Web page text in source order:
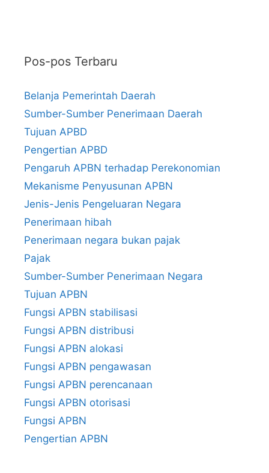
Pos-pos Terbaru
Belanja Pemerintah Daerah
Sumber-Sumber Penerimaan Daerah
Tujuan APBD
Pengertian APBD
Pengaruh APBN terhadap Perekonomian
Mekanisme Penyusunan APBN
Jenis-Jenis Pengeluaran Negara
Penerimaan hibah
Penerimaan negara bukan pajak
Pajak
Sumber-Sumber Penerimaan Negara
Tujuan APBN
Fungsi APBN stabilisasi
Fungsi APBN distribusi
Fungsi APBN alokasi
Fungsi APBN pengawasan
Fungsi APBN perencanaan
Fungsi APBN otorisasi
Fungsi APBN
Pengertian APBN